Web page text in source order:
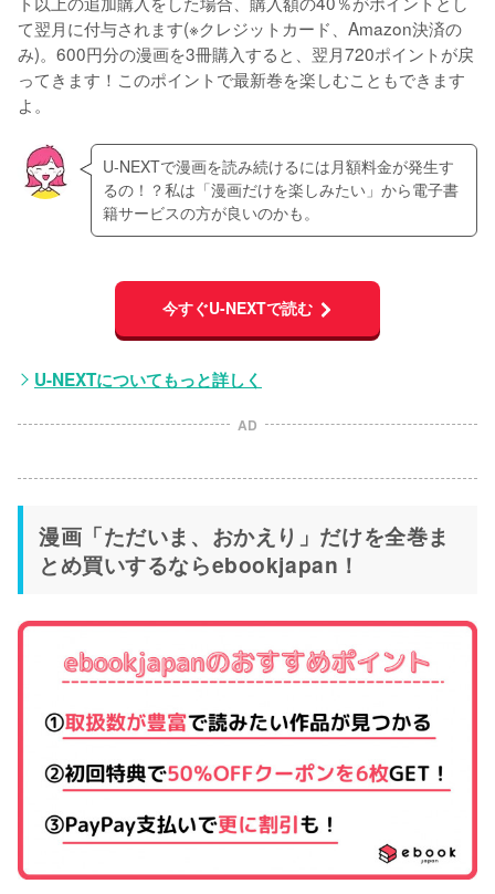
て翌月に付与されます(※クレジットカード、Amazon決済の
み)。600円分の漫画を3冊購入すると、翌月720ポイントが戻
ってきます！このポイントで最新巻を楽しむこともできます
よ。
U-NEXTで漫画を読み続けるには月額料金が発生す
るの！？私は「漫画だけを楽しみたい」から電子書
籍サービスの方が良いのかも。
今すぐU-NEXTで読む
U-NEXTについてもっと詳しく
AD
漫画「ただいま、おかえり」だけを全巻ま
とめ買いするならebookjapan！